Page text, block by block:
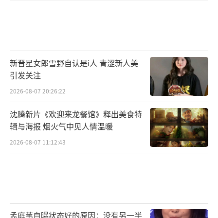
新晋星女郎雪野自认是i人 青涩新人美
引发关注
2026-08-07 20:26:22
沈腾新片《欢迎来龙餐馆》释出美食特
辑与海报 烟火气中见人情温暖
2026-08-07 11:12:43
孟庭苇自曝状态好的原因：没有另一半